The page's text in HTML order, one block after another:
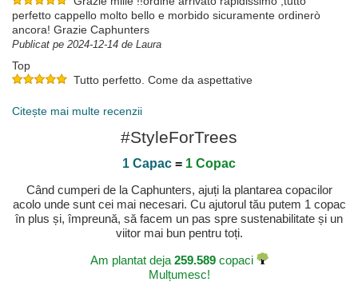
perfetto cappello molto bello e morbido sicuramente ordinerò
ancora! Grazie Caphunters
Publicat pe 2024-12-14 de Laura
Top
Tutto perfetto. Come da aspettative
Citește mai multe recenzii
#StyleForTrees
1 Capac = 1 Copac
Când cumperi de la Caphunters, ajuți la plantarea copacilor
acolo unde sunt cei mai necesari. Cu ajutorul tău putem 1 copac
în plus și, împreună, să facem un pas spre sustenabilitate și un
viitor mai bun pentru toți.
Am plantat deja 259.589copaci
Mulțumesc!